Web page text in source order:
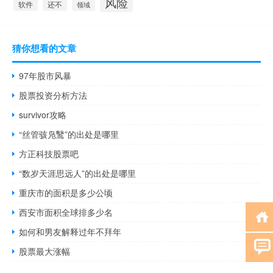
软件 还不 领域
猜你想看的文章
97年股市风暴
股票投资分析方法
survivor攻略
“丝管骇凫鹥”的出处是哪里
方正科技股票吧
“数岁天涯思远人”的出处是哪里
重庆市的面积是多少公顷
西安市面积全球排多少名
如何和男友解释过年不拜年
股票最大涨幅